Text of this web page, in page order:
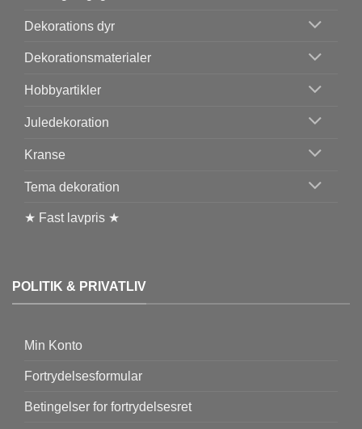
Dekorations dyr
Dekorationsmaterialer
Hobbyartikler
Juledekoration
Kranse
Tema dekoration
★ Fast lavpris ★
POLITIK & PRIVATLIV
Min Konto
Fortrydelsesformular
Betingelser for fortrydelsesret